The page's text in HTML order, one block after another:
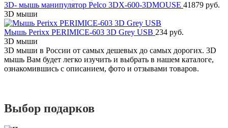
3D- мышь манипулятор Pelco 3DX-600-3DMOUSE 41879 руб.
3D мыши
Мышь Perixx PERIMICE-603 3D Grey USB 234 руб.
3D мыши
3D мыши в России от самых дешевых до самых дорогих. 3D
мышь Вам будет легко изучить и выбрать в нашем каталоге,
ознакомившись с описанием, фото и отзывами товаров.
Выбор подарков